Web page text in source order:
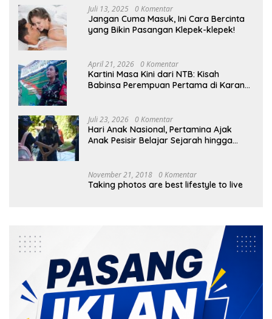
Juli 13, 2025 0 Komentar
Jangan Cuma Masuk, Ini Cara Bercinta
yang Bikin Pasangan Klepek-klepek!
April 21, 2026 0 Komentar
Kartini Masa Kini dari NTB: Kisah
Babinsa Perempuan Pertama di Karang
Juli 23, 2026 0 Komentar
Hari Anak Nasional, Pertamina Ajak
Anak Pesisir Belajar Sejarah hingga
November 21, 2018 0 Komentar
Taking photos are best lifestyle to live